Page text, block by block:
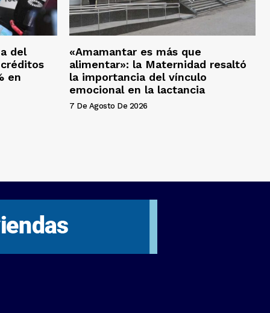
del
en
«Amamantar es más que
alimentar»: la Maternidad resaltó
la importancia del vínculo
emocional en la lactancia
7 De Agosto De 2026